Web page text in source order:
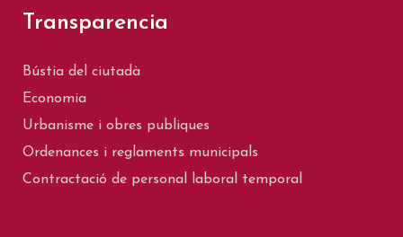
Transparencia
Bústia del ciutadà
Economia
Urbanisme i obres publiques
Ordenances i reglaments municipals
Contractació de personal laboral temporal